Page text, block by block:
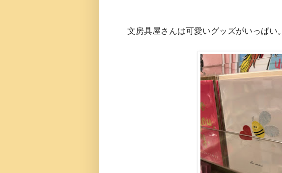
文房具屋さんは可愛いグッズがいっぱい。